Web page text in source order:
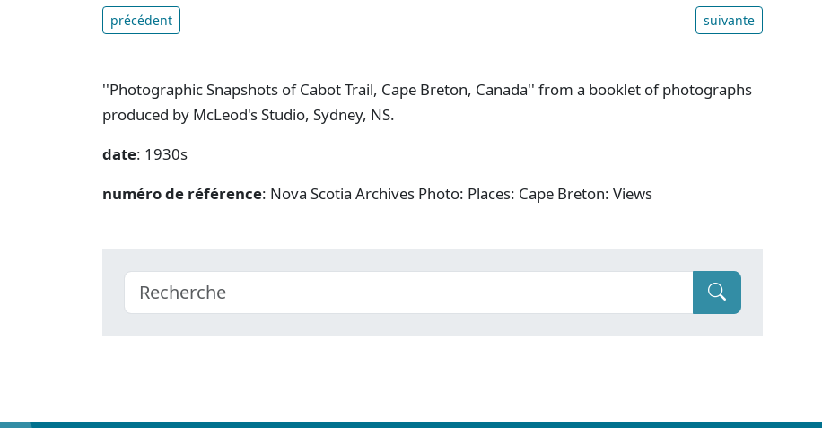
précédent suivante
''Photographic Snapshots of Cabot Trail, Cape Breton, Canada'' from a booklet of photographs
produced by McLeod's Studio, Sydney, NS.
date: 1930s
numéro de référence: Nova Scotia Archives Photo: Places: Cape Breton: Views